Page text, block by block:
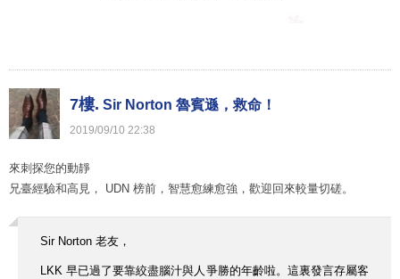
7樓. Sir Norton 魯賓遜，救命！
2019/09/10 22:38
來刺探您的動靜
兄臺經驗和高見， UDN 榜前，智慧愈練愈強，歡迎回來較量切磋。
Sir Norton 老友，
LKK 早已過了要靠絞盡腦汁與人爭勝的年齡啦。這裏發言存屬客